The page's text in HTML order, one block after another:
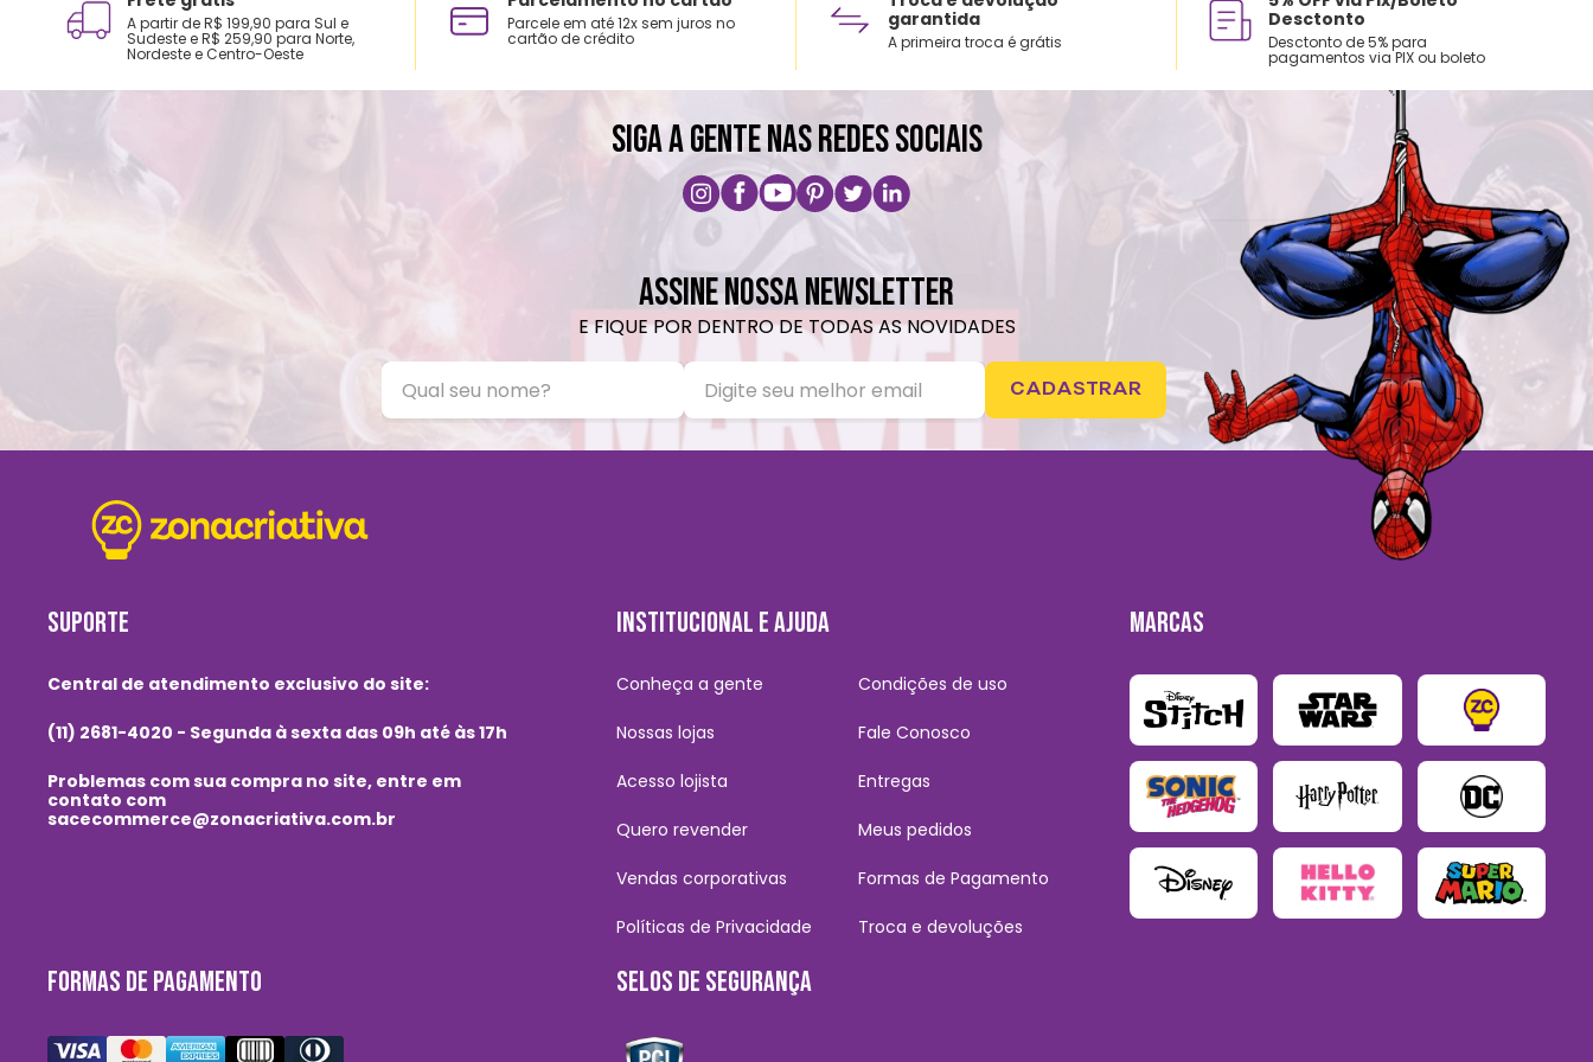
A partir de R$ 199,90 para Sul e
Sudeste e R$ 259,90 para Norte,
Nordeste e Centro-Oeste
Parcele em até 12x sem juros no
cartão de crédito
garantida
A primeira troca é grátis
Desctonto
Desctonto de 5% para
pagamentos via PIX ou boleto
SIGA A GENTE NAS REDES SOCIAIS
ASSINE NOSSA NEWSLETTER
E FIQUE POR DENTRO DE TODAS AS NOVIDADES
CADASTRAR
SUPORTE
Central de atendimento exclusivo do site:
(11) 2681-4020 - Segunda à sexta das 09h até às 17h
Problemas com sua compra no site, entre em
contato com
sacecommerce@zonacriativa.com.br
INSTITUCIONAL E AJUDA
Conheça a gente
Nossas lojas
Acesso lojista
Quero revender
Vendas corporativas
Políticas de Privacidade
Condições de uso
Fale Conosco
Entregas
Meus pedidos
Formas de Pagamento
Troca e devoluções
FORMAS DE PAGAMENTO SELOS DE SEGURANÇA
MARCAS